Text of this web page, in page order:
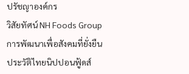
ปรัชญาองค์กร
วิสัยทัศน์ NH Foods Group
การพัฒนาเพื่อสังคมที่ยั่งยืน
ประวัติไทยนิปปอนฟู้ดส์